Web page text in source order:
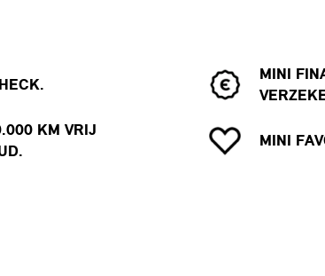
MINI
KM VRIJ
MINI